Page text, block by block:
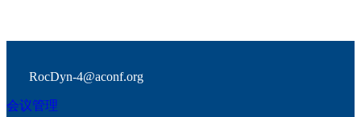
RocDyn-4@aconf.org
会议管理